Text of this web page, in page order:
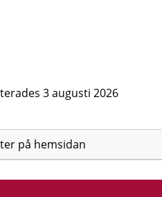
3 augusti 2026
på hemsidan